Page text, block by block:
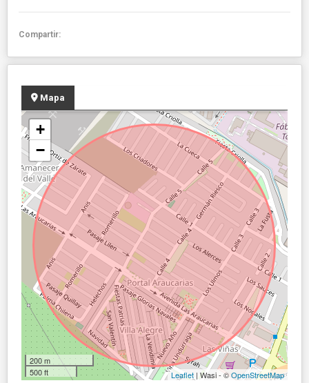
Compartir:
Mapa
+
−
200 m
500 ft
Leaflet | Wasi - ©OpenStreetMap